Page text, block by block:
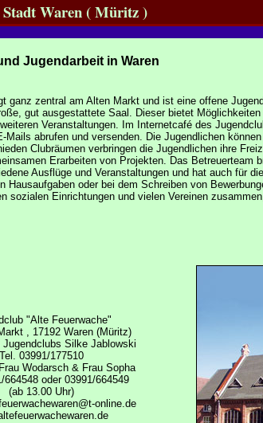
Stadt Waren ( Müritz )
Jugendarbeit in Waren
ganz zentral am Alten Markt und ist eine offene
gut ausgestattete Saal. Dieser bietet
Veranstaltungen. Im Internetcafé des
abrufen und versenden. Die Jugendlichen
Clubräumen verbringen die Jugendlichen ihre
Erarbeiten von Projekten. Das Betreuerteam
Ausflüge und Veranstaltungen und hat auch für
Hausaufgaben oder bei dem Schreiben von
sozialen Einrichtungen und vielen Vereinen
"Alte Feuerwache"
, 17192 Waren (Müritz)
Jugendclubs Silke Jablowski
Tel. 03991/177510
Wodarsch & Frau Sopha
664548 oder 03991/664549
(ab 13.00 Uhr)
online.de